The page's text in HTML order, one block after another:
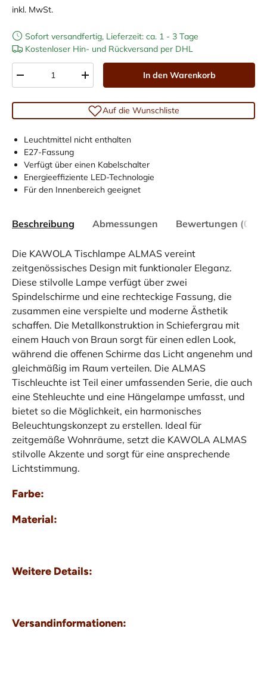
inkl. MwSt.
Sofort versandfertig, Lieferzeit: ca. 1 - 3 Tage
Kostenloser Hin- und Rückversand per DHL
-
+ In den Warenkorb
Auf die Wunschliste
Leuchtmittel nicht enthalten
E27-Fassung
Verfügt über einen Kabelschalter
Energieeffiziente LED-Technologie
Für den Innenbereich geeignet
Beschreibung Abmessungen Bewertungen (0)
Die KAWOLA Tischlampe ALMAS vereint
zeitgenössisches Design mit funktionaler Eleganz.
Diese stilvolle Lampe verfügt über zwei
Spindelschirme und eine rechteckige Fassung, die
zusammen eine verspielte und moderne Ästhetik
schaffen. Die Metallkonstruktion in Schiefergrau mit
einem Hauch von Braun sorgt für einen edlen Look,
während die offenen Schirme das Licht angenehm und
gleichmäßig im Raum verteilen. Die ALMAS
Tischleuchte ist Teil einer umfassenden Serie, die auch
eine Stehleuchte und eine Hängelampe umfasst, und
bietet so die Möglichkeit, ein harmonisches
Beleuchtungskonzept zu erstellen. Ideal für
zeitgemäße Wohnräume, setzt die KAWOLA ALMAS
stilvolle Akzente und sorgt für eine ansprechende
Lichtstimmung.
Farbe:
Material:
Weitere Details:
Versandinformationen: